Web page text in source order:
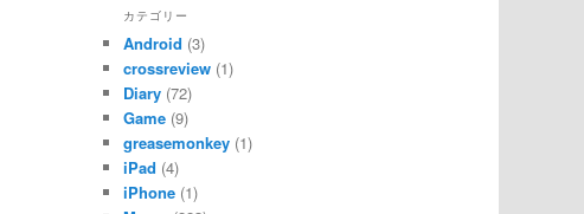
カテゴリー
Android (3)
crossreview (1)
Diary (72)
Game (9)
greasemonkey (1)
iPad (4)
iPhone (1)